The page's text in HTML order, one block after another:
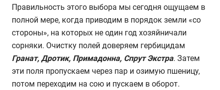
Правильность этого выбора мы сегодня ощущаем в
полной мере, когда приводим в порядок земли «со
стороны», на которых не один год хозяйничали
сорняки. Очистку полей доверяем гербицидам
Гранат, Дротик, Примадонна, Спрут Экстра. Затем
эти поля пропускаем через пар и озимую пшеницу,
потом переходим на сою и пускаем в оборот.